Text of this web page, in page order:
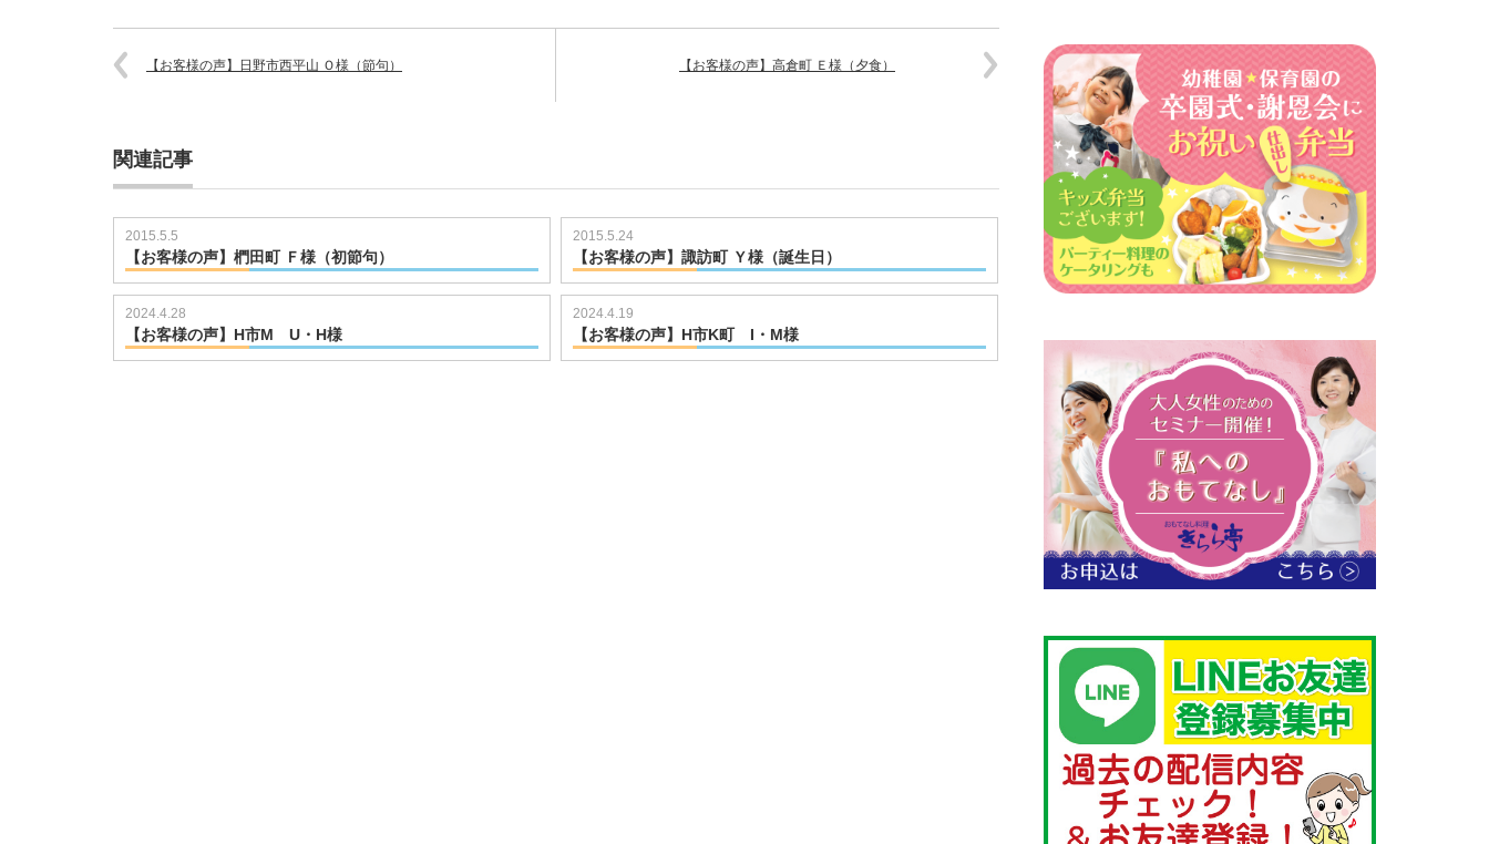
【お客様の声】日野市西平山 Ｏ様（節句） 【お客様の声】高倉町 Ｅ様（夕食）
関連記事
2015.5.5
【お客様の声】椚田町 Ｆ様（初節句）
2015.5.24
【お客様の声】諏訪町 Ｙ様（誕生日）
2024.4.28
【お客様の声】H市M U・H様
2024.4.19
【お客様の声】H市K町 I・M様